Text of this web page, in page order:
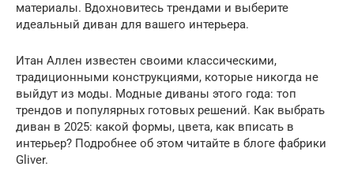
материалы. Вдохновитесь трендами и выберите
идеальный диван для вашего интерьера.
Итан Аллен известен своими классическими,
традиционными конструкциями, которые никогда не
выйдут из моды. Модные диваны этого года: топ
трендов и популярных готовых решений. Как выбрать
диван в 2025: какой формы, цвета, как вписать в
интерьер? Подробнее об этом читайте в блоге фабрики
Gliver.